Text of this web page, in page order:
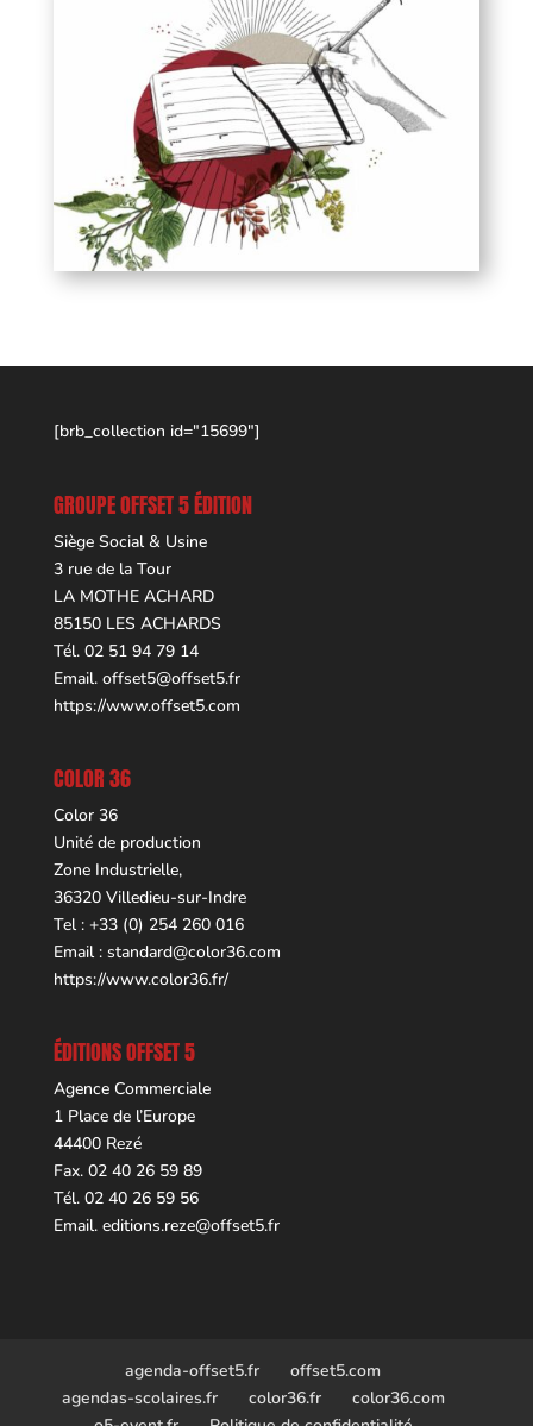
[brb_collection id="15699"]
GROUPE OFFSET 5 ÉDITION
Siège Social & Usine
3 rue de la Tour
LA MOTHE ACHARD
85150 LES ACHARDS
Tél. 02 51 94 79 14
Email. offset5@offset5.fr
https://www.offset5.com
COLOR 36
Color 36
Unité de production
Zone Industrielle,
36320 Villedieu-sur-Indre
Tel : +33 (0) 254 260 016
Email : standard@color36.com
https://www.color36.fr/
ÉDITIONS OFFSET 5
Agence Commerciale
1 Place de l’Europe
44400 Rezé
Fax. 02 40 26 59 89
Tél. 02 40 26 59 56
Email. editions.reze@offset5.fr
agenda-offset5.fr
offset5.com
agendas-scolaires.fr
color36.fr
color36.com